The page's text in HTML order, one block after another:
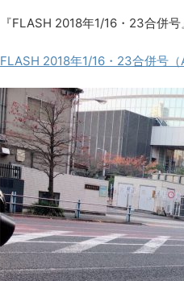
『FLASH 2018年1/16・23合併
FLASH 2018年1/16・23合併号（